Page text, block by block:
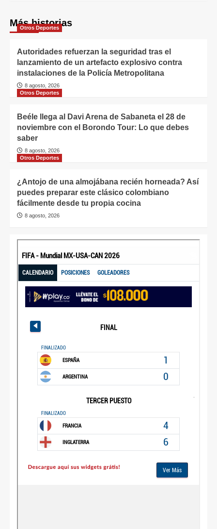
Más historias
Otros Deportes
Autoridades refuerzan la seguridad tras el
lanzamiento de un artefacto explosivo contra
instalaciones de la Policía Metropolitana
8 agosto, 2026
Otros Deportes
Beéle llega al Davi Arena de Sabaneta el 28 de
noviembre con el Borondo Tour: Lo que debes
saber
8 agosto, 2026
Otros Deportes
¿Antojo de una almojábana recién horneada? Así
puedes preparar este clásico colombiano
fácilmente desde tu propia cocina
8 agosto, 2026